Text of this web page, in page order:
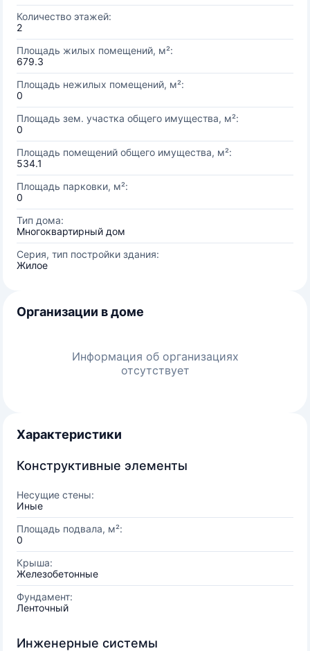
Количество этажей:
2
Площадь жилых помещений, м²:
679.3
Площадь нежилых помещений, м²:
0
Площадь зем. участка общего имущества, м²:
0
Площадь помещений общего имущества, м²:
534.1
Площадь парковки, м²:
0
Тип дома:
Многоквартирный дом
Серия, тип постройки здания:
Жилое
Организации в доме
Информация об организациях
отсутствует
Характеристики
Конструктивные элементы
Несущие стены:
Иные
Площадь подвала, м²:
0
Крыша:
Железобетонные
Фундамент:
Ленточный
Инженерные системы